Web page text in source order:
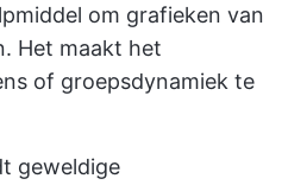
om grafieken van
Het maakt het
of groepsdynamiek te
geweldige